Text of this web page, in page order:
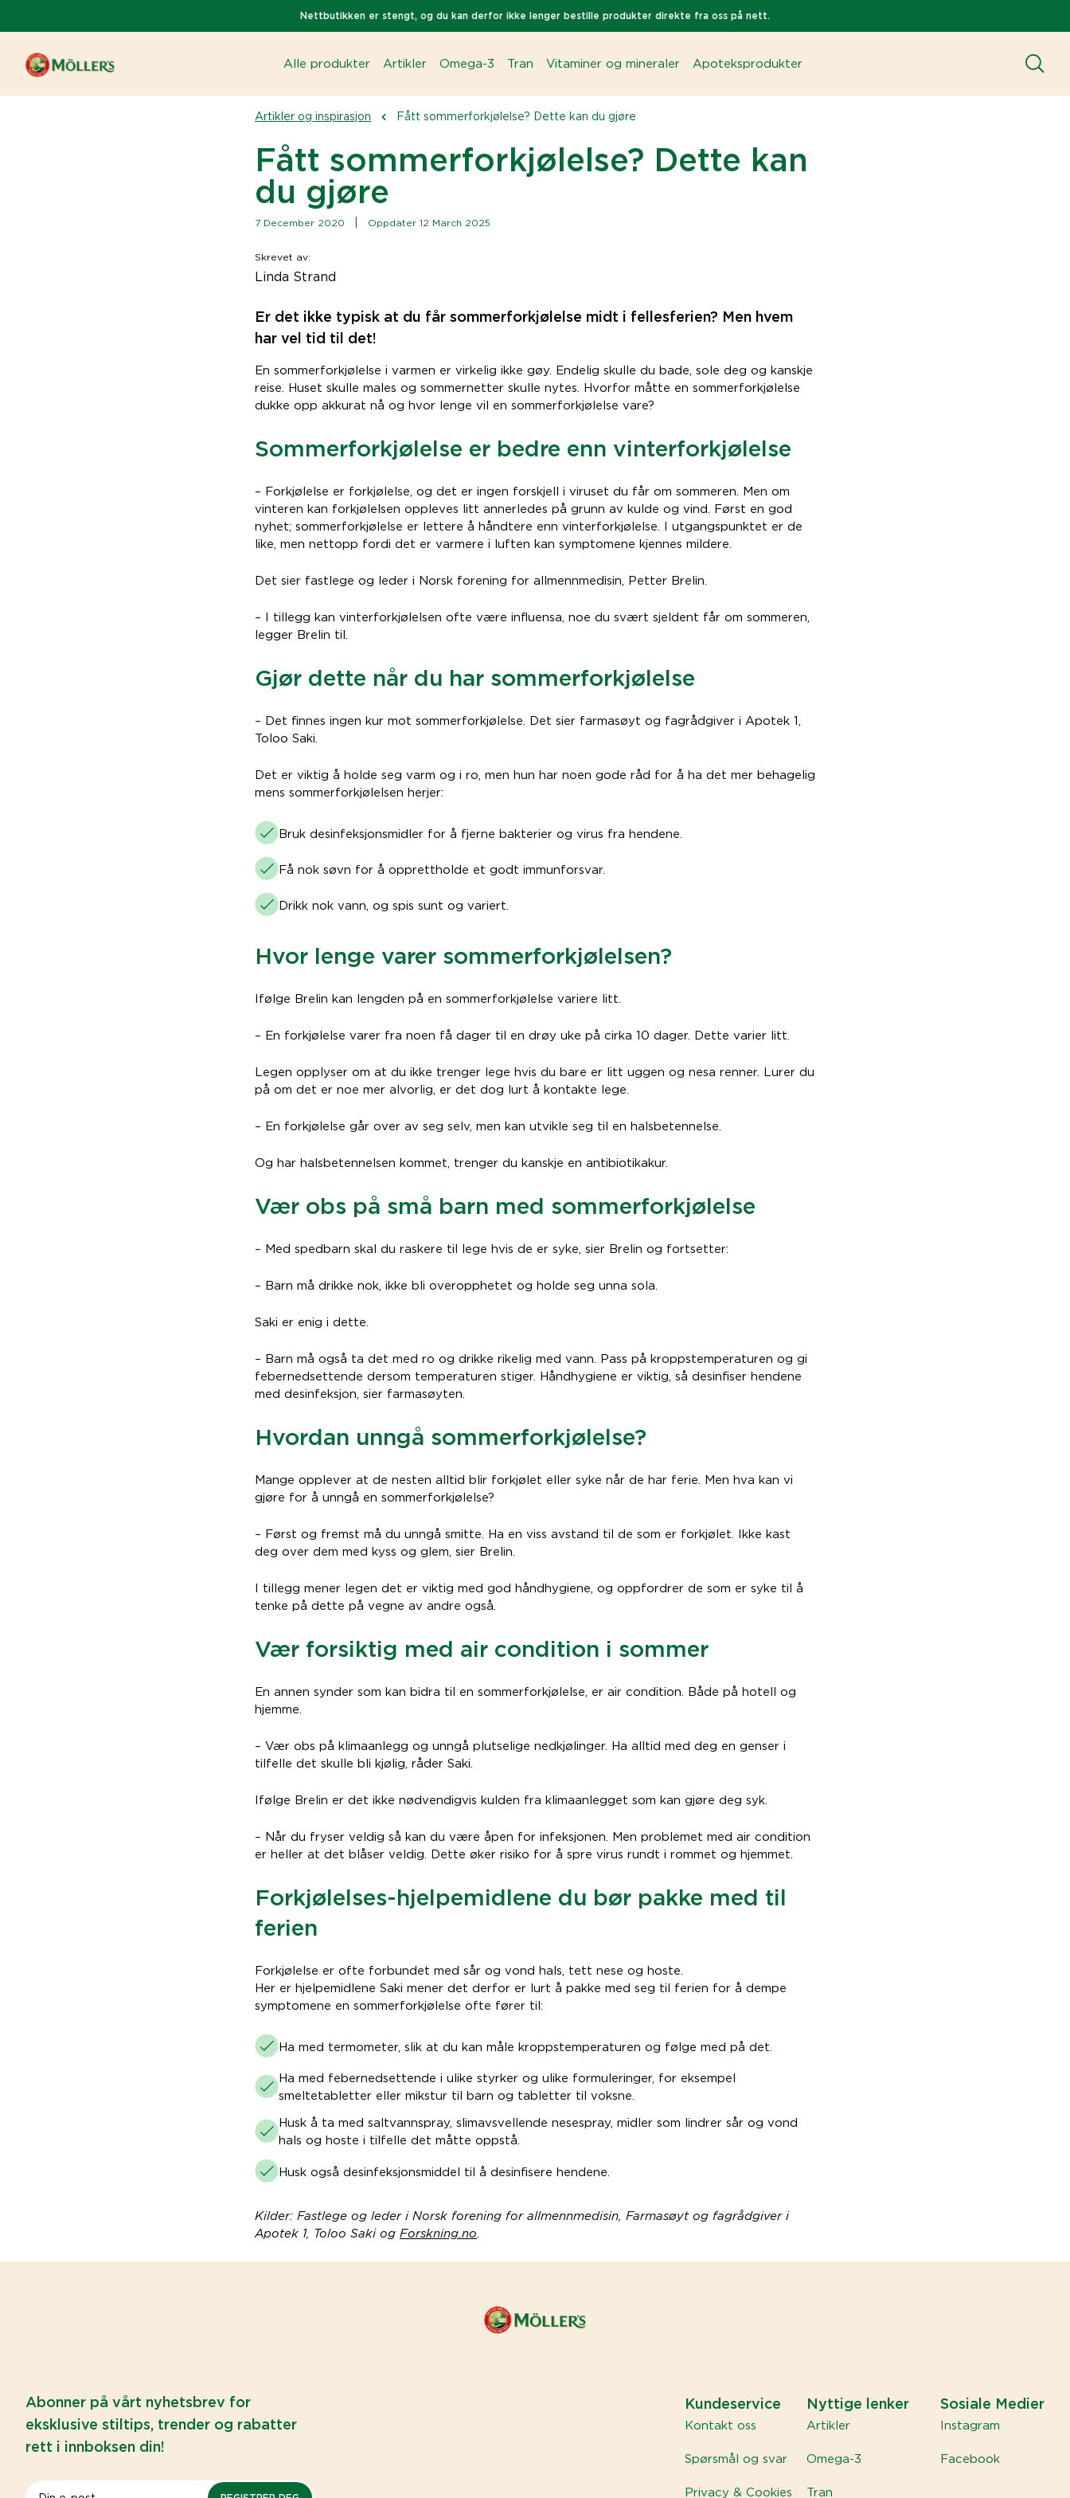
Nettbutikken er stengt, og du kan derfor ikke lenger bestille produkter direkte fra oss på nett.
Alle produkter Artikler Omega-3 Tran Vitaminer og mineraler Apoteksprodukter
Artikler og inspirasjon Fått sommerforkjølelse? Dette kan du gjøre
Fått sommerforkjølelse? Dette kan
du gjøre
7 December 2020 Oppdater 12 March 2025
Skrevet av:
Linda Strand
Er det ikke typisk at du får sommerforkjølelse midt i fellesferien? Men hvem
har vel tid til det!
En sommerforkjølelse i varmen er virkelig ikke gøy. Endelig skulle du bade, sole deg og kanskje
reise. Huset skulle males og sommernetter skulle nytes. Hvorfor måtte en sommerforkjølelse
dukke opp akkurat nå og hvor lenge vil en sommerforkjølelse vare?
Sommerforkjølelse er bedre enn vinterforkjølelse
– Forkjølelse er forkjølelse, og det er ingen forskjell i viruset du får om sommeren. Men om
vinteren kan forkjølelsen oppleves litt annerledes på grunn av kulde og vind. Først en god
nyhet; sommerforkjølelse er lettere å håndtere enn vinterforkjølelse. I utgangspunktet er de
like, men nettopp fordi det er varmere i luften kan symptomene kjennes mildere.
Det sier fastlege og leder i Norsk forening for allmennmedisin, Petter Brelin.
– I tillegg kan vinterforkjølelsen ofte være influensa, noe du svært sjeldent får om sommeren,
legger Brelin til.
Gjør dette når du har sommerforkjølelse
– Det finnes ingen kur mot sommerforkjølelse. Det sier farmasøyt og fagrådgiver i Apotek 1,
Toloo Saki.
Det er viktig å holde seg varm og i ro, men hun har noen gode råd for å ha det mer behagelig
mens sommerforkjølelsen herjer:
Bruk desinfeksjonsmidler for å fjerne bakterier og virus fra hendene.
Få nok søvn for å opprettholde et godt immunforsvar.
Drikk nok vann, og spis sunt og variert.
Hvor lenge varer sommerforkjølelsen?
Ifølge Brelin kan lengden på en sommerforkjølelse variere litt.
– En forkjølelse varer fra noen få dager til en drøy uke på cirka 10 dager. Dette varier litt.
Legen opplyser om at du ikke trenger lege hvis du bare er litt uggen og nesa renner. Lurer du
på om det er noe mer alvorlig, er det dog lurt å kontakte lege.
– En forkjølelse går over av seg selv, men kan utvikle seg til en halsbetennelse.
Og har halsbetennelsen kommet, trenger du kanskje en antibiotikakur.
Vær obs på små barn med sommerforkjølelse
– Med spedbarn skal du raskere til lege hvis de er syke, sier Brelin og fortsetter:
– Barn må drikke nok, ikke bli overopphetet og holde seg unna sola.
Saki er enig i dette.
– Barn må også ta det med ro og drikke rikelig med vann. Pass på kroppstemperaturen og gi
febernedsettende dersom temperaturen stiger. Håndhygiene er viktig, så desinfiser hendene
med desinfeksjon, sier farmasøyten.
Hvordan unngå sommerforkjølelse?
Mange opplever at de nesten alltid blir forkjølet eller syke når de har ferie. Men hva kan vi
gjøre for å unngå en sommerforkjølelse?
– Først og fremst må du unngå smitte. Ha en viss avstand til de som er forkjølet. Ikke kast
deg over dem med kyss og glem, sier Brelin.
I tillegg mener legen det er viktig med god håndhygiene, og oppfordrer de som er syke til å
tenke på dette på vegne av andre også.
Vær forsiktig med air condition i sommer
En annen synder som kan bidra til en sommerforkjølelse, er air condition. Både på hotell og
hjemme.
– Vær obs på klimaanlegg og unngå plutselige nedkjølinger. Ha alltid med deg en genser i
tilfelle det skulle bli kjølig, råder Saki.
Ifølge Brelin er det ikke nødvendigvis kulden fra klimaanlegget som kan gjøre deg syk.
– Når du fryser veldig så kan du være åpen for infeksjonen. Men problemet med air condition
er heller at det blåser veldig. Dette øker risiko for å spre virus rundt i rommet og hjemmet.
Forkjølelses-hjelpemidlene du bør pakke med til
ferien
Forkjølelse er ofte forbundet med sår og vond hals, tett nese og hoste.
Her er hjelpemidlene Saki mener det derfor er lurt å pakke med seg til ferien for å dempe
symptomene en sommerforkjølelse ofte fører til:
Ha med termometer, slik at du kan måle kroppstemperaturen og følge med på det.
Ha med febernedsettende i ulike styrker og ulike formuleringer, for eksempel
smeltetabletter eller mikstur til barn og tabletter til voksne.
Husk å ta med saltvannspray, slimavsvellende nesespray, midler som lindrer sår og vond
hals og hoste i tilfelle det måtte oppstå.
Husk også desinfeksjonsmiddel til å desinfisere hendene.
Kilder: Fastlege og leder i Norsk forening for allmennmedisin, Farmasøyt og fagrådgiver i
Apotek 1, Toloo Saki og Forskning.no.
Abonner på vårt nyhetsbrev for
eksklusive stiltips, trender og rabatter
rett i innboksen din!
Kundeservice
Kontakt oss
Spørsmål og svar
Privacy & Cookies
Nyttige lenker
Artikler
Omega-3
Tran
Sosiale Medier
Instagram
Facebook